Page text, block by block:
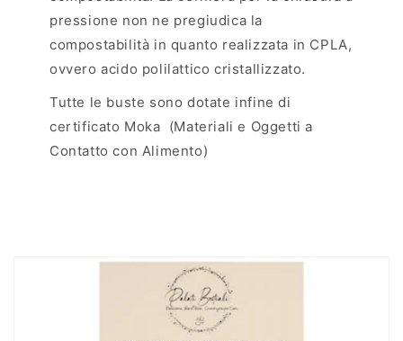
pressione non ne pregiudica la
compostabilità in quanto realizzata in CPLA,
ovvero acido polilattico cristallizzato.
Tutte le buste sono dotate infine di
certificato Moka (Materiali e Oggetti a
Contatto con Alimento)